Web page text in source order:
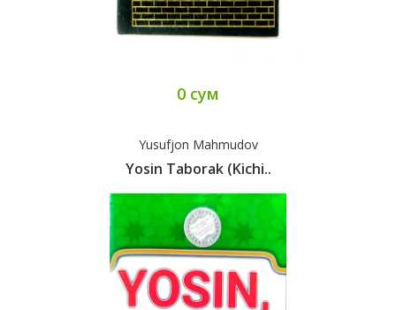
0 сум
Yusufjon Mahmudov
Yosin Taborak (kichi..